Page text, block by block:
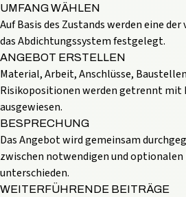
UMFANG WÄHLEN
Auf Basis des Zustands werden eine
das Abdichtungssystem festgelegt.
ANGEBOT ERSTELLEN
Material, Arbeit, Anschlüsse,
Risikopositionen werden getrennt mit
ausgewiesen.
BESPRECHUNG
Das Angebot wird gemeinsam
zwischen notwendigen und
unterschieden.
WEITERFÜHRENDE BEITRÄGE